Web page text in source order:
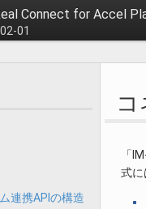
Connect for Accel
01
連携APIの構造
「
式に